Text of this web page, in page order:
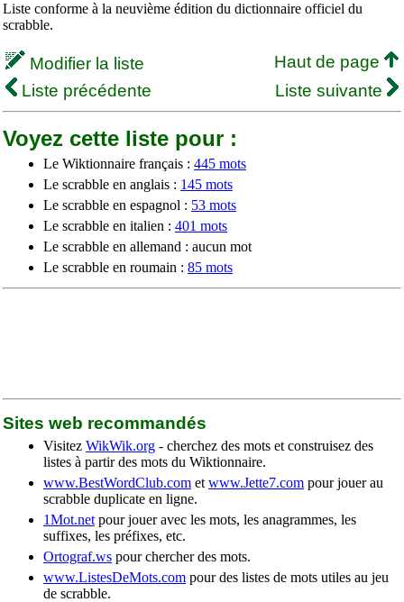
Liste conforme à la neuvième édition du dictionnaire officiel du
scrabble.
Modifier la liste
Haut de page
Liste précédente
Liste suivante
Voyez cette liste pour :
Le Wiktionnaire français : 445 mots
Le scrabble en anglais : 145 mots
Le scrabble en espagnol : 53 mots
Le scrabble en italien : 401 mots
Le scrabble en allemand : aucun mot
Le scrabble en roumain : 85 mots
Sites web recommandés
Visitez WikWik.org - cherchez des mots et construisez des
listes à partir des mots du Wiktionnaire.
www.BestWordClub.com et www.Jette7.com pour jouer au
scrabble duplicate en ligne.
1Mot.net pour jouer avec les mots, les anagrammes, les
suffixes, les préfixes, etc.
Ortograf.ws pour chercher des mots.
www.ListesDeMots.com pour des listes de mots utiles au jeu
de scrabble.